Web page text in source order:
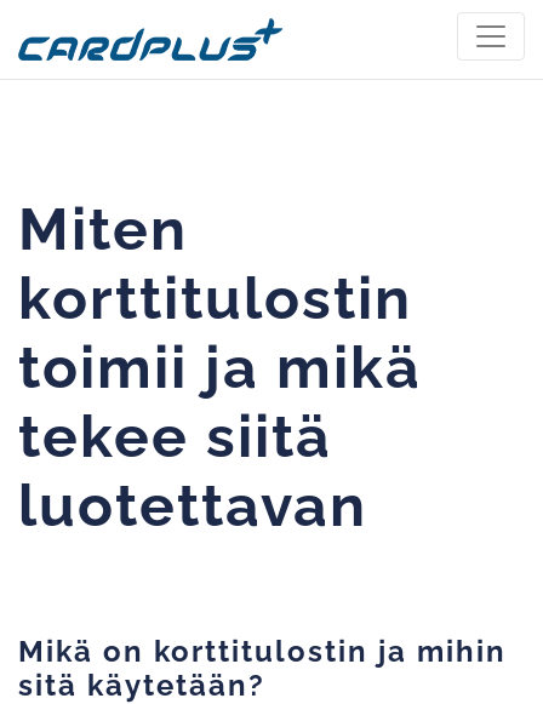
Miten
korttitulostin
toimii ja mikä
tekee siitä
luotettavan
Mikä on korttitulostin ja mihin
sitä käytetään?